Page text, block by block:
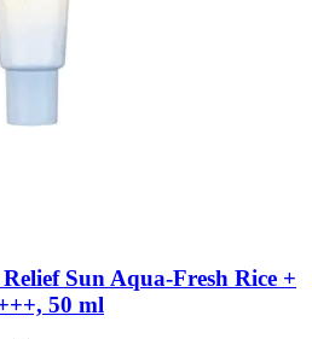
Relief Sun Aqua-​Fresh Rice +
50 ml